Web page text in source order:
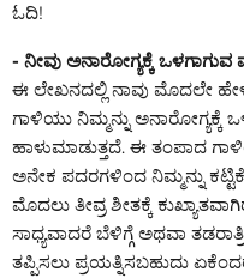
ಓದಿ!
- ನೀವು ಅನಾರೋಗ್ಯಕ್ಕೆ
ಈ ಲೇಖನದಲ್ಲಿ ನಾವು ಮೊದಲೇ
ಗಾಳಿಯು ನಿಮ್ಮನ್ನು ಅನಾರೋಗ್ಯಕ್ಕೆ
ಹಾಳುಮಾಡುತ್ತದೆ. ಈ ತಂಪಾದ
ಅನೇಕ ಪದರಗಳಿಂದ ನಿಮ್ಮನ್ನು
ಮೊದಲು ತೀವ್ರ ಶೀತಕ್ಕೆ
ಸಾಧ್ಯವಾದರೆ ಬೆಳಿಗ್ಗೆ ಅಥವಾ
ತಪ್ಪಿಸಲು ಪ್ರಯತ್ನಿಸಬಹುದು